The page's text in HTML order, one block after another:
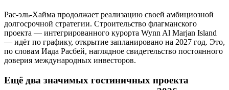
Рас-эль-Хайма продолжает реализацию своей амбициозной
долгосрочной стратегии. Строительство флагманского
проекта — интегрированного курорта Wynn Al Marjan Island
— идёт по графику, открытие запланировано на 2027 год. Это,
по словам Иада Расбей, наглядное свидетельство постоянного
доверия международных инвесторов.
Ещё два значимых гостиничных проекта